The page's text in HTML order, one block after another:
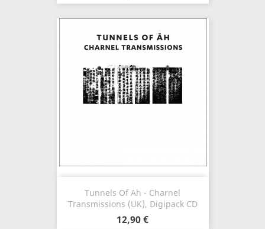
Tunnels Of Ah - Charnel
Transmissions (UK), Digipack CD
12,90 €